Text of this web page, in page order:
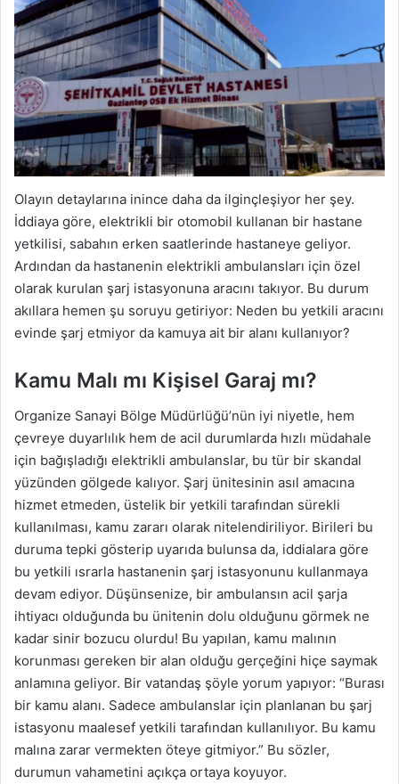
Olayın detaylarına inince daha da ilginçleşiyor her şey.
İddiaya göre, elektrikli bir otomobil kullanan bir hastane
yetkilisi, sabahın erken saatlerinde hastaneye geliyor.
Ardından da hastanenin elektrikli ambulansları için özel
olarak kurulan şarj istasyonuna aracını takıyor. Bu durum
akıllara hemen şu soruyu getiriyor: Neden bu yetkili aracını
evinde şarj etmiyor da kamuya ait bir alanı kullanıyor?
Kamu Malı mı Kişisel Garaj mı?
Organize Sanayi Bölge Müdürlüğü’nün iyi niyetle, hem
çevreye duyarlılık hem de acil durumlarda hızlı müdahale
için bağışladığı elektrikli ambulanslar, bu tür bir skandal
yüzünden gölgede kalıyor. Şarj ünitesinin asıl amacına
hizmet etmeden, üstelik bir yetkili tarafından sürekli
kullanılması, kamu zararı olarak nitelendiriliyor. Birileri bu
duruma tepki gösterip uyarıda bulunsa da, iddialara göre
bu yetkili ısrarla hastanenin şarj istasyonunu kullanmaya
devam ediyor. Düşünsenize, bir ambulansın acil şarja
ihtiyacı olduğunda bu ünitenin dolu olduğunu görmek ne
kadar sinir bozucu olurdu! Bu yapılan, kamu malının
korunması gereken bir alan olduğu gerçeğini hiçe saymak
anlamına geliyor. Bir vatandaş şöyle yorum yapıyor: “Burası
bir kamu alanı. Sadece ambulanslar için planlanan bu şarj
istasyonu maalesef yetkili tarafından kullanılıyor. Bu kamu
malına zarar vermekten öteye gitmiyor.” Bu sözler,
durumun vahametini açıkça ortaya koyuyor.